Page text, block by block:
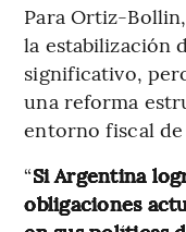
Para Ortiz-
la estabilización
significativo,
una reforma
entorno fiscal
“Si Argentina
obligaciones